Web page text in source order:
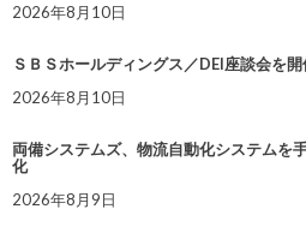
2026年8月10日
ＳＢＳホールディングス／DEI座談会を開
2026年8月10日
両備システムズ、物流自動化システムを
化
2026年8月9日